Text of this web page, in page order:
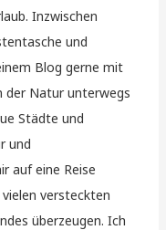
Inzwischen
und
Blog gerne mit
der Natur unterwegs
Städte und
und
auf eine Reise
versteckten
überzeugen. Ich